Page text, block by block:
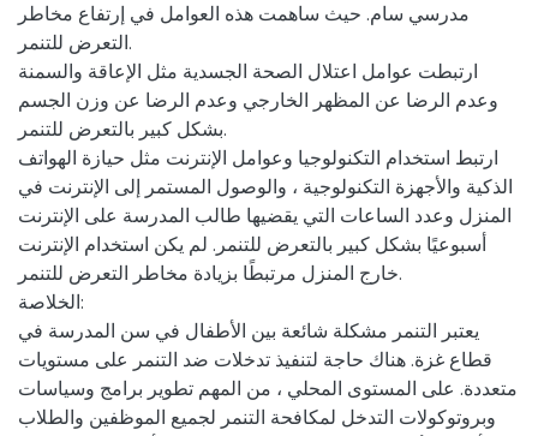
مدرسي سام. حيث ساهمت هذه العوامل في إرتفاع مخاطر
التعرض للتنمر.
ارتبطت عوامل اعتلال الصحة الجسدية مثل الإعاقة والسمنة
وعدم الرضا عن المظهر الخارجي وعدم الرضا عن وزن الجسم
بشكل كبير بالتعرض للتنمر.
ارتبط استخدام التكنولوجيا وعوامل الإنترنت مثل حيازة الهواتف
الذكية والأجهزة التكنولوجية ، والوصول المستمر إلى الإنترنت في
المنزل وعدد الساعات التي يقضيها طالب المدرسة على الإنترنت
أسبوعيًا بشكل كبير بالتعرض للتنمر. لم يكن استخدام الإنترنت
خارج المنزل مرتبطًا بزيادة مخاطر التعرض للتنمر.
الخلاصة:
يعتبر التنمر مشكلة شائعة بين الأطفال في سن المدرسة في
قطاع غزة. هناك حاجة لتنفيذ تدخلات ضد التنمر على مستويات
متعددة. على المستوى المحلي ، من المهم تطوير برامج وسياسات
وبروتوكولات التدخل لمكافحة التنمر لجميع الموظفين والطلاب